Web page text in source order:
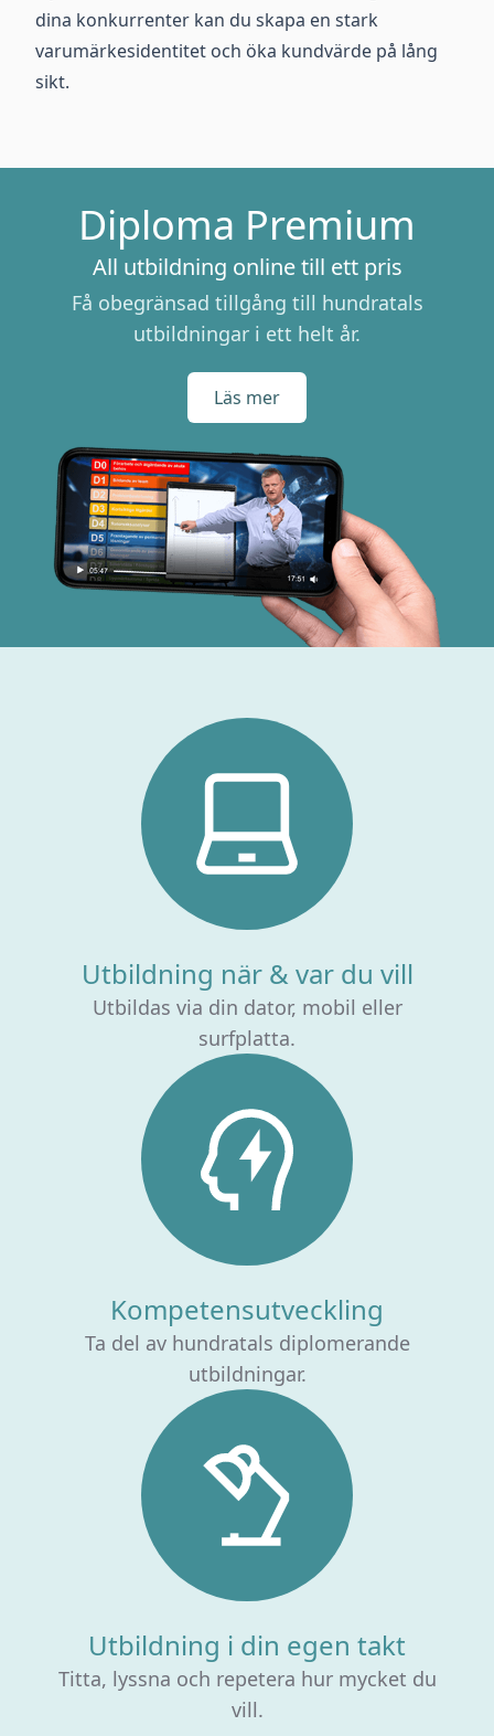
dina konkurrenter kan du skapa en stark
varumärkesidentitet och öka kundvärde på lång
sikt.
Diploma Premium
All utbildning online till ett pris
Få obegränsad tillgång till hundratals
utbildningar i ett helt år.
Läs mer
Utbildning när & var du vill
Utbildas via din dator, mobil eller
surfplatta.
Kompetensutveckling
Ta del av hundratals diplomerande
utbildningar.
Utbildning i din egen takt
Titta, lyssna och repetera hur mycket du
vill.